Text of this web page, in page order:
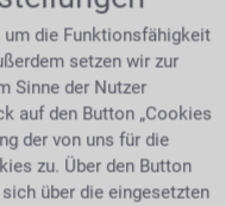
des
Geschäftsmodell
verstoße.
Speicherung von
Wertes, welcher
einer Person gibt.
die Funktionsfähigkeit
setzen wir zur
Sinne der Nutzer
auf den Button „Cookies
der von uns für die
zu. Über den Button
über die eingesetzten